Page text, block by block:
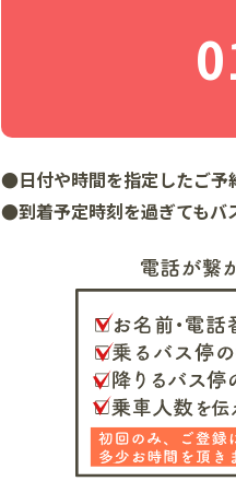
●日付や時間を指定したご予
●到着予定時刻を過ぎてもバ